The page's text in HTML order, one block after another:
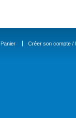
Panier Créer son compte /